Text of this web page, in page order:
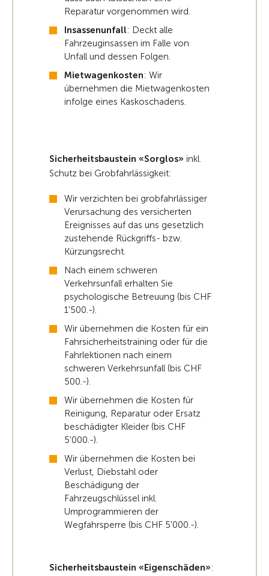
Reparatur vorgenommen wird.
Insassenunfall: Deckt alle
Fahrzeuginsassen im Falle von
Unfall und dessen Folgen.
Mietwagenkosten: Wir
übernehmen die Mietwagenkosten
infolge eines Kaskoschadens.
Sicherheitsbaustein «Sorglos» inkl.
Schutz bei Grobfahrlässigkeit:
Wir verzichten bei grobfahrlässiger
Verursachung des versicherten
Ereignisses auf das uns gesetzlich
zustehende Rückgriffs- bzw.
Kürzungsrecht.
Nach einem schweren
Verkehrsunfall erhalten Sie
psychologische Betreuung (bis CHF
1'500.-).
Wir übernehmen die Kosten für ein
Fahrsicherheitstraining oder für die
Fahrlektionen nach einem
schweren Verkehrsunfall (bis CHF
500.-).
Wir übernehmen die Kosten für
Reinigung, Reparatur oder Ersatz
beschädigter Kleider (bis CHF
5'000.-).
Wir übernehmen die Kosten bei
Verlust, Diebstahl oder
Beschädigung der
Fahrzeugschlüssel inkl.
Umprogrammieren der
Wegfahrsperre (bis CHF 5'000.-).
Sicherheitsbaustein «Eigenschäden»: